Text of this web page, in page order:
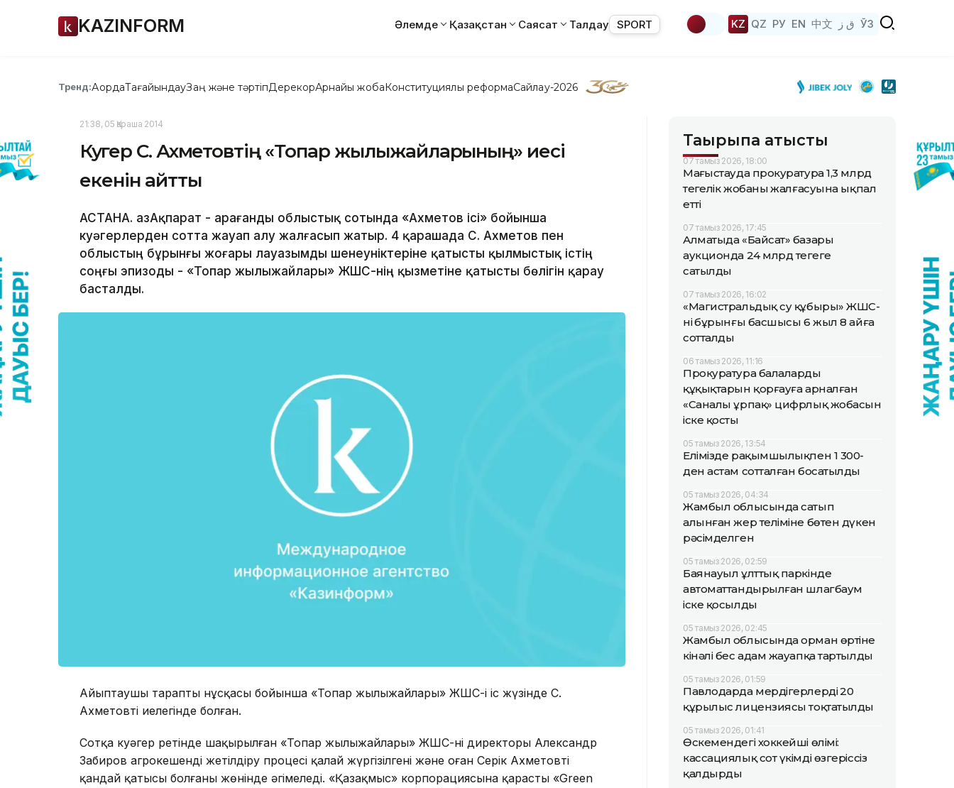
KAZINFORM Әлемде Қазақстан Саясат Талдау SPORT KZ QZ РУ EN 中文 ق ز ЎЗ
Тренд:АқордаТағайындауЗаң және тәртіпДерекқорАрнайы жобаКонституциялық реформаСайлау-2026
21:38, 05 Қараша 2014
Куәгер С. Ахметовтің «Топар жылыжайларының» иесі
екенін айтты
АСТАНА. ҚазАқпарат - Қарағанды облыстық сотында «Ахметов ісі» бойынша
куәгерлерден сотта жауап алу жалғасып жатыр. 4 қарашада С. Ахметов пен
облыстың бұрынғы жоғары лауазымды шенеуніктеріне қатысты қылмыстық істің
соңғы эпизоды - «Топар жылыжайлары» ЖШС-нің қызметіне қатысты бөлігін қарау
басталды.
Айыптаушы тараптың нұсқасы бойынша «Топар жылыжайлары» ЖШС-і іс жүзінде С.
Ахметовтің иелегінде болған.
Сотқа куәгер ретінде шақырылған «Топар жылыжайлары» ЖШС-нің директоры Александр
Забиров агрокешенді жетілдіру процесі қалай жүргізілгені және оған Серік Ахметовтің
қандай қатысы болғаны жөнінде әңгімеледі. «Қазақмыс» корпорациясына қарасты «Green
Тақырыпқа қатысты
07 тамыз 2026, 18:00
Маңғыстауда прокуратура 1,3 млрд
теңгелік жобаның жалғасуына ықпал
етті
07 тамыз 2026, 17:45
Алматыда «Байсат» базары
аукционда 24 млрд теңгеге
сатылды
07 тамыз 2026, 16:02
«Магистральдық су құбыры» ЖШС-
нің бұрынғы басшысы 6 жыл 8 айға
сотталды
06 тамыз 2026, 11:16
Прокуратура балалардың
құқықтарын қорғауға арналған
«Саналы ұрпақ» цифрлық жобасын
іске қосты
05 тамыз 2026, 13:54
Елімізде рақымшылықпен 1 300-
ден астам сотталған босатылды
05 тамыз 2026, 04:34
Жамбыл облысында сатып
алынған жер теліміне бөтен дүкен
рәсімделген
05 тамыз 2026, 02:59
Баянауыл ұлттық паркінде
автоматтандырылған шлагбаум
іске қосылды
05 тамыз 2026, 02:45
Жамбыл облысында орман өртіне
кінәлі бес адам жауапқа тартылды
05 тамыз 2026, 01:59
Павлодарда мердігерлердің 20
құрылыс лицензиясы тоқтатылды
05 тамыз 2026, 01:41
Өскемендегі хоккейші өлімі:
кассациялық сот үкімді өзгеріссіз
қалдырды